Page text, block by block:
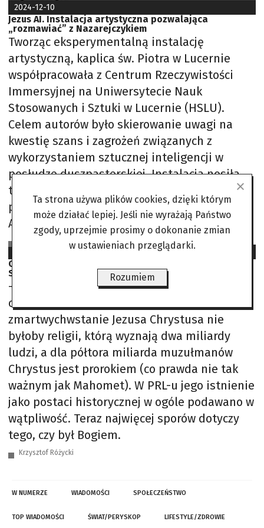
2024-12-10
Jezus AI. Instalacja artystyczna pozwalająca
„rozmawiać” z Nazarejczykiem
Tworząc eksperymentalną instalację
artystyczną, kaplica św. Piotra w Lucernie
współpracowała z Centrum Rzeczywistości
Immersyjnej na Uniwersytecie Nauk
Stosowanych i Sztuki w Lucernie (HSLU).
Celem autorów było skierowanie uwagi na
kwestię szans i zagrożeń związanych z
wykorzystaniem sztucznej inteligencji w
posłudze duszpasterskiej. Instalacja nosiła
tytuł „Deus in Machina”, a jej
pomysłodawcami byli Philipp Haslbauer i
Aljosa
(AS) Na podst.: nzz.ch, euronews.com
Chrześcijanin kulturowy. Rozmowa z prof.
STANISŁAWEM OBIRKIEM
– Wielkanoc to najważniejsze święto
chrześcijaństwa. Bez wiary w
zmartwychwstanie Jezusa Chrystusa nie
byłoby religii, którą wyznają dwa miliardy
ludzi, a dla półtora miliarda muzułmanów
Chrystus jest prorokiem (co prawda nie tak
ważnym jak Mahomet). W PRL-u jego istnienie
jako postaci historycznej w ogóle podawano w
wątpliwość. Teraz najwięcej sporów dotyczy
tego, czy był Bogiem.
Krzysztof Różycki
W NUMERZE WIADOMOŚCI SPOŁECZEŃSTWO
TOP WIADOMOŚCI ŚWIAT/PERYSKOP LIFESTYLE/ZDROWIE
Ta strona używa plików cookies, dzięki którym
może działać lepiej. Jeśli nie wyrażają Państwo
zgody, uprzejmie prosimy o dokonanie zmian
w ustawieniach przeglądarki.
Rozumiem